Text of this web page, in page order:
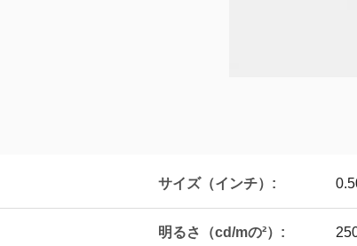
サイズ（インチ）:
明るさ（cd/mの²）: